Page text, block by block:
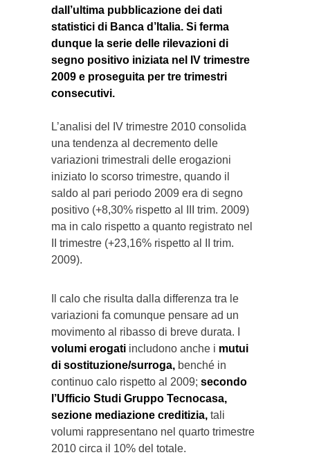
dall’ultima pubblicazione dei dati
statistici di Banca d’Italia. Si ferma
dunque la serie delle rilevazioni di
segno positivo iniziata nel IV trimestre
2009 e proseguita per tre trimestri
consecutivi.
L’analisi del IV trimestre 2010 consolida
una tendenza al decremento delle
variazioni trimestrali delle erogazioni
iniziato lo scorso trimestre, quando il
saldo al pari periodo 2009 era di segno
positivo (+8,30% rispetto al III trim. 2009)
ma in calo rispetto a quanto registrato nel
II trimestre (+23,16% rispetto al II trim.
2009).
Il calo che risulta dalla differenza tra le
variazioni fa comunque pensare ad un
movimento al ribasso di breve durata. I
volumi erogati includono anche i mutui
di sostituzione/surroga, benché in
continuo calo rispetto al 2009; secondo
l’Ufficio Studi Gruppo Tecnocasa,
sezione mediazione creditizia, tali
volumi rappresentano nel quarto trimestre
2010 circa il 10% del totale.